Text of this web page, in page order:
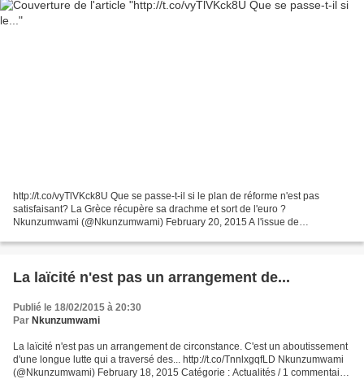
http://t.co/vyTlVKck8U Que se passe-t-il si le plan de réforme n'est pas
satisfaisant? La Grèce récupère sa drachme et sort de l'euro ?
Nkunzumwami (@Nkunzumwami) February 20, 2015 A l'issue de
La laïcité n'est pas un arrangement de...
Publié le 18/02/2015 à 20:30
Par Nkunzumwami
La laïcité n'est pas un arrangement de circonstance. C'est un aboutissement
d'une longue lutte qui a traversé des... http://t.co/TnnlxgqfLD Nkunzumwami
(@Nkunzumwami) February 18, 2015 Catégorie : Actualités / 1 commentaire